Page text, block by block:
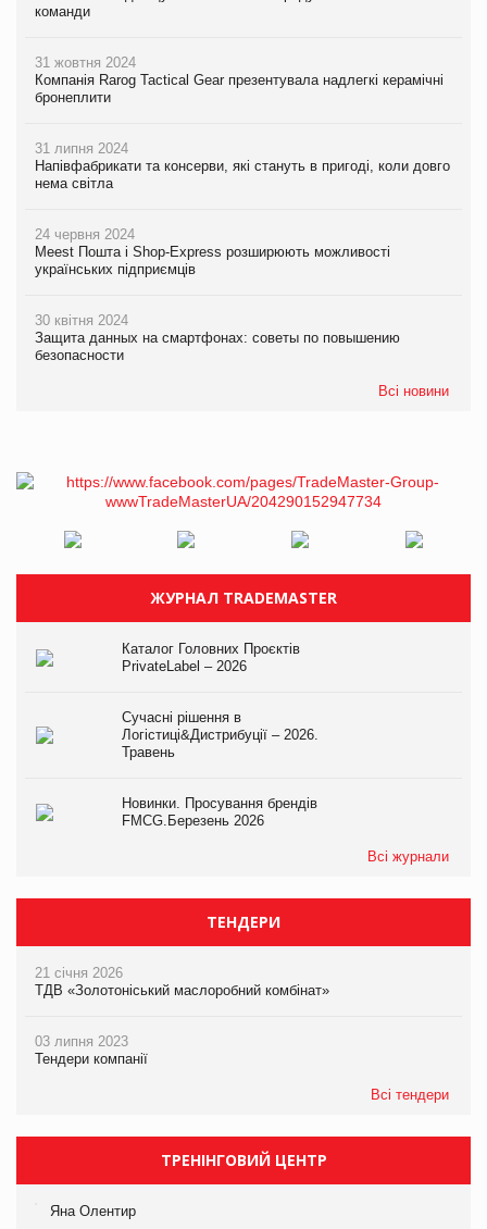
команди
31 жовтня 2024
Компанія Rarog Tactical Gear презентувала надлегкі керамічні
бронеплити
31 липня 2024
Напівфабрикати та консерви, які стануть в пригоді, коли довго
нема світла
24 червня 2024
Meest Пошта і Shop-Express розширюють можливості
українських підприємців
30 квітня 2024
Защита данных на смартфонах: советы по повышению
безопасности
Всі новини
ЖУРНАЛ TRADEMASTER
Каталог Головних Проєктів
PrivateLabel – 2026
Сучасні рішення в
Логістиці&Дистрибуції – 2026.
Травень
Новинки. Просування брендів
FMCG.Березень 2026
Всі журнали
ТЕНДЕРИ
21 січня 2026
ТДВ «Золотоніський маслоробний комбінат»
03 липня 2023
Тендери компанії
Всі тендери
ТРЕНІНГОВИЙ ЦЕНТР
Яна Олентир